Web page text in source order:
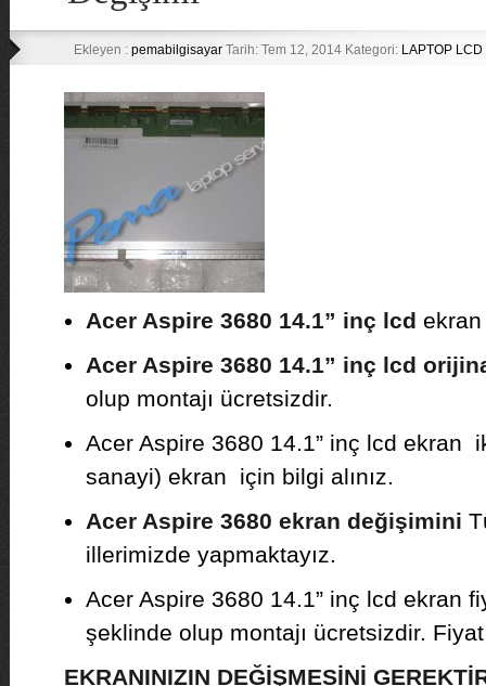
Ekleyen : pemabilgisayarTarih: Tem 12, 2014 Kategori: LAPTOP
Acer Aspire 3680 14.1” inç lcd ekran
Acer Aspire 3680 14.1” inç lcd
olup montajı ücretsizdir.
Acer Aspire 3680 14.1” inç lcd ekran
sanayi) ekran için bilgi alınız.
Acer Aspire 3680 ekran değişimini
illerimizde yapmaktayız.
Acer Aspire 3680 14.1” inç lcd ekran
şeklinde olup montajı ücretsizdir.
EKRANINIZIN DEĞİŞMESİNİ